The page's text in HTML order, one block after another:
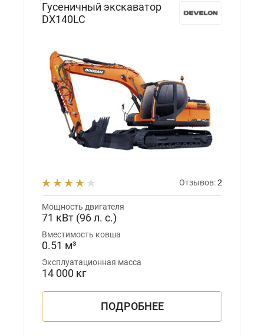
Гусеничный экскаватор
DX140LC
Отзывов:2
Мощность двигателя
71 кВт (96 л. с.)
Вместимость ковша
0.51 м³
Эксплуатационная масса
14 000 кг
ПОДРОБНЕЕ